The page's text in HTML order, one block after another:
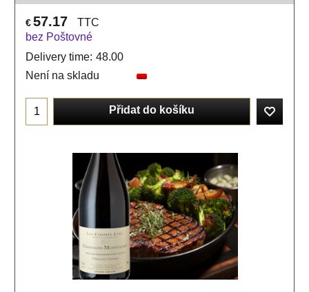
€57.17
TTC
bez Poštovné
Delivery time: 48.00
Není na skladu
Přidat do košíku